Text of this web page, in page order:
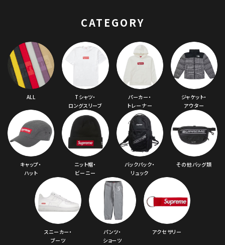
CATEGORY
ALL
Tシャツ・
ロングスリーブ
パーカー・
トレーナー
ジャケット・
アウター
キャップ・
ハット
ニット帽・
ビーニー
バックパック・
リュック
その他バッグ類
スニーカー・
ブーツ
パンツ・
ショーツ
アクセサリー